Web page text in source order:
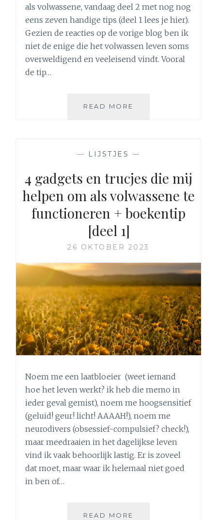
als volwassene, vandaag deel 2 met nog nog
eens zeven handige tips (deel 1 lees je hier).
Gezien de reacties op de vorige blog ben ik
niet de enige die het volwassen leven soms
overweldigend en veeleisend vindt. Vooral
de tip…
READ MORE
OM
VOLWASSENE
TE
FUNCTIONEREN
2]
— LIJSTJES —
4 gadgets en trucjes die mij
helpen om als volwassene te
functioneren + boekentip
[deel 1]
26 OKTOBER 2023
Noem me een laatbloeier (weet iemand
hoe het leven werkt? ik heb die memo in
ieder geval gemist), noem me hoogsensitief
(geluid! geur! licht! AAAAH!), noem me
neurodivers (obsessief-compulsief? check!),
maar meedraaien in het dagelijkse leven
vind ik vaak behoorlijk lastig. Er is zoveel
dat moet, maar waar ik helemaal niet goed
in ben of…
READ MORE